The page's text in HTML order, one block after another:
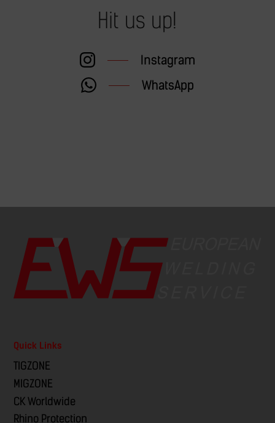
Hit us up!
Instagram
WhatsApp
Quick Links
TIGZONE
MIGZONE
CK Worldwide
Rhino Protection